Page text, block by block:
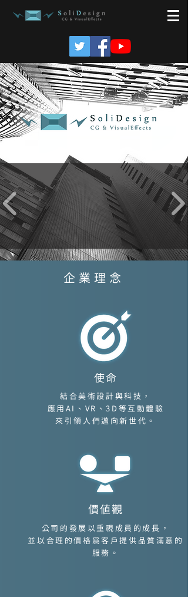
​企業理念
使命
結合美術設計與科技，
應用AI、VR、3D等互動體驗
來引領人們邁向新世代。
價值觀
公司的發展以重視成員的成長，
並以合理的價格為客戶提供品質滿意的
服務。